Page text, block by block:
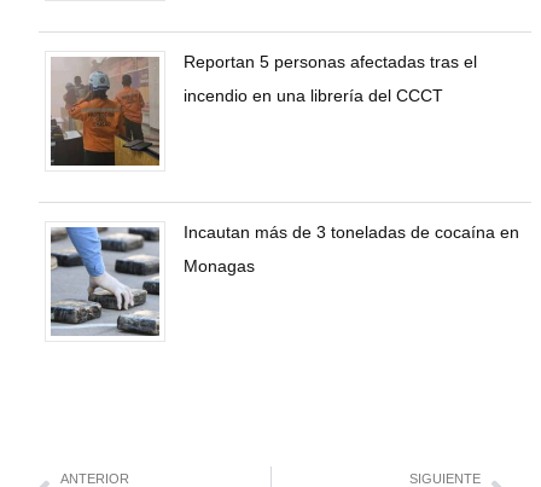
Reportan 5 personas afectadas tras el
incendio en una librería del CCCT
Incautan más de 3 toneladas de cocaína en
Monagas
ANTERIOR SIGUIENTE